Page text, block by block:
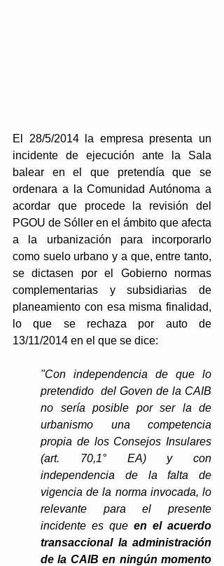
El 28/5/2014 la empresa presenta un
incidente de ejecución ante la Sala
balear en el que pretendía que se
ordenara a la Comunidad Autónoma a
acordar que procede la revisión del
PGOU de Sóller en el ámbito que afecta
a la urbanización para incorporarlo
como suelo urbano y a que, entre tanto,
se dictasen por el Gobierno normas
complementarias y subsidiarias de
planeamiento con esa misma finalidad,
lo que se rechaza por auto de
13/11/2014 en el que se dice:
"Con independencia de que lo
pretendido  del Goven de la CAIB
no sería posible por ser la de
urbanismo una competencia
propia de los Consejos Insulares
(art. 70,1° EA) y con
independencia de la falta de
vigencia de la norma invocada, lo
relevante para el presente
incidente es que en el acuerdo
transaccional la administración
de la CAIB en ningún momento